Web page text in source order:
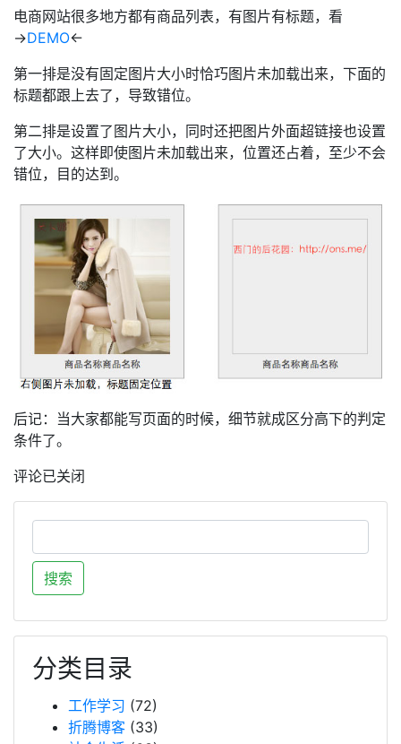
电商网站很多地方都有商品列表，有图片有标题，看
→DEMO←
第一排是没有固定图片大小时恰巧图片未加载出来，下面的
标题都跟上去了，导致错位。
第二排是设置了图片大小，同时还把图片外面超链接也设置
了大小。这样即使图片未加载出来，位置还占着，至少不会
错位，目的达到。
后记：当大家都能写页面的时候，细节就成区分高下的判定
条件了。
评论已关闭
分类目录
工作学习 (72)
折腾博客 (33)